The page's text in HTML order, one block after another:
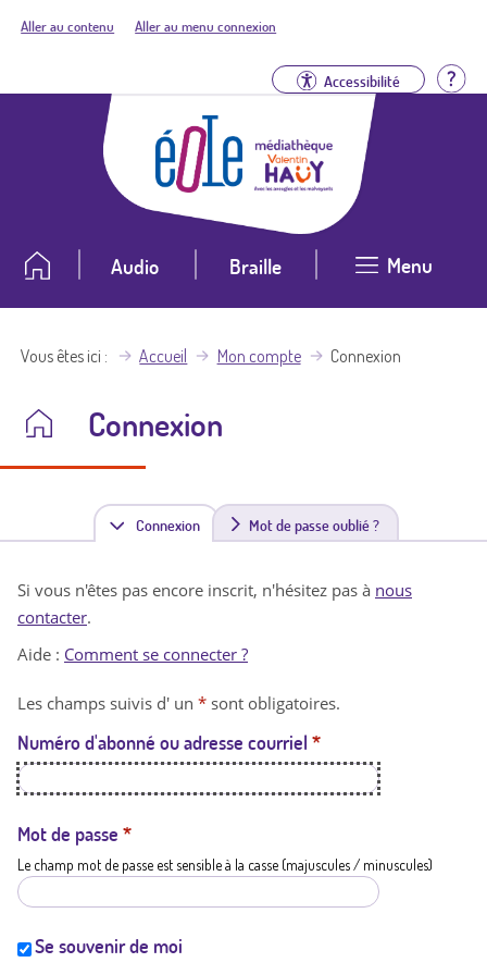
Aller au contenu Aller au menu connexion
Accessibilité
Audio Braille Menu
Vous êtes ici Accueil Mon compte Connexion
Connexion
Connexion(
n
t
a
t
i
Mot de passe oublié ?
Si vous n'êtes pas encore inscrit, n'hésitez pas à nous
contacter.
Aide : Comment se connecter ?
Les champs suivis d' un * sont obligatoires.
Numéro d'abonné ou adresse courriel *
Mot de passe *
Le champ mot de passe est sensible à la casse (majuscules / minuscules)
Se souvenir de moi